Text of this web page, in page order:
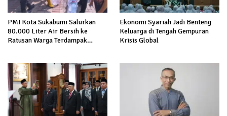
PMI Kota Sukabumi Salurkan
80.000 Liter Air Bersih ke
Ratusan Warga Terdampak
Ekonomi Syariah Jadi Benteng
Keluarga di Tengah Gempuran
Krisis Global